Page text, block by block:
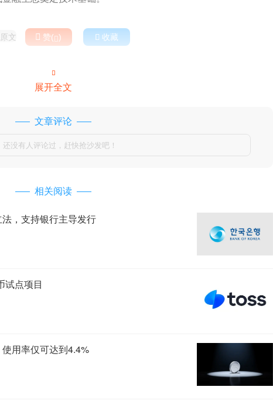
文  赞()  收藏

展开全文
文章评论
还没有人评论过，赶快抢沙发吧！
相关阅读
，支持银行主导发行
试点项目
用率仅可达到4.4%